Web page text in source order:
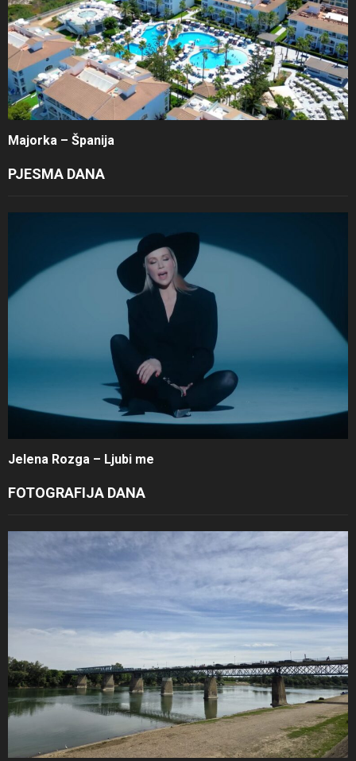
Majorka – Španija
PJESMA DANA
Jelena Rozga – Ljubi me
FOTOGRAFIJA DANA